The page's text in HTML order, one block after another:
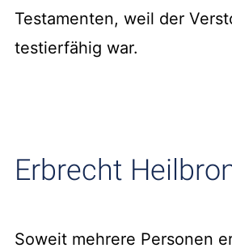
Testamenten, weil der
testierfähig war.
Erbrecht
Soweit mehrere Personen